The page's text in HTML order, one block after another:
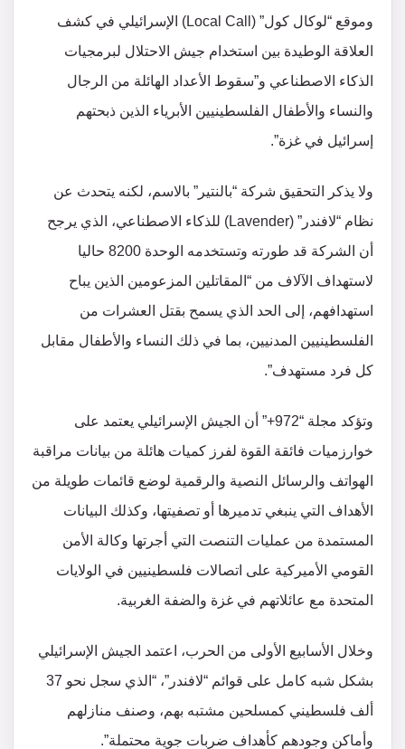
وموقع “لوكال كول” (Local Call) الإسرائيلي في كشف
العلاقة الوطيدة بين استخدام جيش الاحتلال لبرمجيات
الذكاء الاصطناعي و”سقوط الأعداد الهائلة من الرجال
والنساء والأطفال الفلسطينيين الأبرياء الذين ذبحتهم
إسرائيل في غزة”.
ولا يذكر التحقيق شركة “بالنتير” بالاسم، لكنه يتحدث عن
نظام “لافندر” (Lavender) للذكاء الاصطناعي، الذي يرجح
أن الشركة قد طورته وتستخدمه الوحدة 8200 حاليا
لاستهداف الآلاف من “المقاتلين المزعومين الذين يباح
استهدافهم، إلى الحد الذي يسمح بقتل العشرات من
الفلسطينيين المدنيين، بما في ذلك النساء والأطفال مقابل
كل فرد مستهدف”.
وتؤكد مجلة “972+” أن الجيش الإسرائيلي يعتمد على
خوارزميات فائقة القوة لفرز كميات هائلة من بيانات مراقبة
الهواتف والرسائل النصية والرقمية لوضع قائمات طويلة من
الأهداف التي ينبغي تدميرها أو تصفيتها، وكذلك البيانات
المستمدة من عمليات التنصت التي أجرتها وكالة الأمن
القومي الأميركية على اتصالات فلسطينيين في الولايات
المتحدة مع عائلاتهم في غزة والضفة الغربية.
وخلال الأسابيع الأولى من الحرب، اعتمد الجيش الإسرائيلي
بشكل شبه كامل على قوائم “لافندر”، “الذي سجل نحو 37
ألف فلسطيني كمسلحين مشتبه بهم، وصنف منازلهم
وأماكن وجودهم كأهداف ضربات جوية محتملة”.